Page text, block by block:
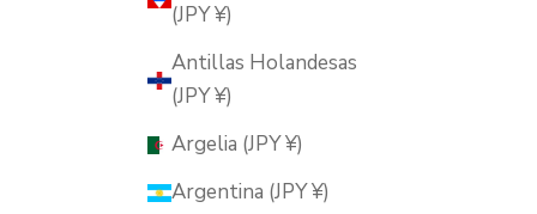
(JPY ¥)
Antillas Holandesas
(JPY ¥)
Argelia (JPY ¥)
Argentina (JPY ¥)